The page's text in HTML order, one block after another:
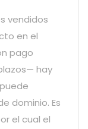
vendidos
en el
pago
hay
dominio. Es
el cual el